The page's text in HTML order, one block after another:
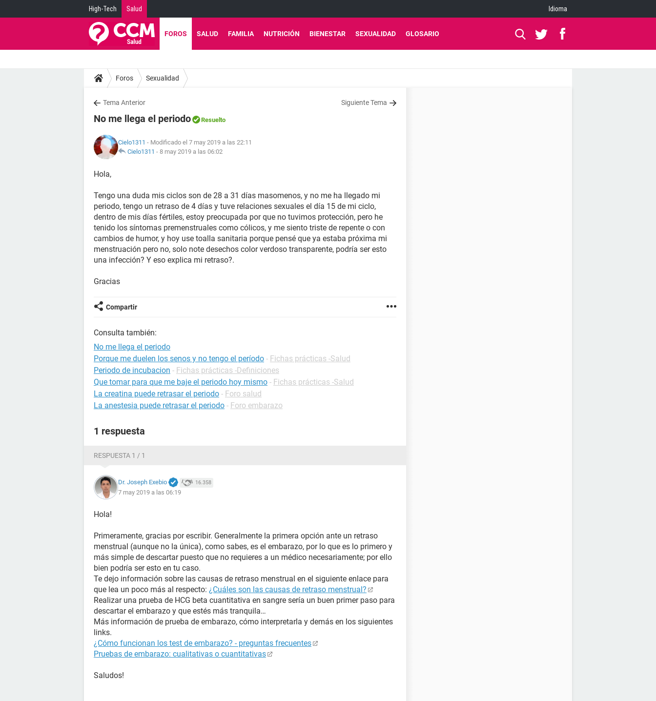
High-Tech Salud Idioma
FOROS SALUD FAMILIA NUTRICIÓN BIENESTAR SEXUALIDAD GLOSARIO
Foros Sexualidad
Tema Anterior Siguiente Tema
No me llega el periodo Resuelto
Cielo1311 - Modificado el 7 may 2019 a las 22:11
Cielo1311 - 8 may 2019 a las 06:02
Hola,
Tengo una duda mis ciclos son de 28 a 31 días masomenos, y no me ha llegado mi
periodo, tengo un retraso de 4 días y tuve relaciones sexuales el día 15 de mi ciclo,
dentro de mis días fértiles, estoy preocupada por que no tuvimos protección, pero he
tenido los síntomas premenstruales como cólicos, y me siento triste de repente o con
cambios de humor, y hoy use toalla sanitaria porque pensé que ya estaba próxima mi
menstruación pero no, solo note desechos color verdoso transparente, podría ser esto
una infección? Y eso explica mi retraso?.
Gracias
Compartir
Consulta también:
No me llega el periodo
Porque me duelen los senos y no tengo el período - Fichas prácticas -Salud
Periodo de incubacion - Fichas prácticas -Definiciones
Que tomar para que me baje el periodo hoy mismo - Fichas prácticas -Salud
La creatina puede retrasar el periodo - Foro salud
La anestesia puede retrasar el periodo - Foro embarazo
1 respuesta
RESPUESTA 1 / 1
Dr. Joseph Exebio 16.358
7 may 2019 a las 06:19
Hola!
Primeramente, gracias por escribir. Generalmente la primera opción ante un retraso
menstrual (aunque no la única), como sabes, es el embarazo, por lo que es lo primero y
más simple de descartar puesto que no requieres a un médico necesariamente; por ello
bien podría ser esto en tu caso.
Te dejo información sobre las causas de retraso menstrual en el siguiente enlace para
que lea un poco más al respecto: ¿Cuáles son las causas de retraso menstrual?
Realizar una prueba de HCG beta cuantitativa en sangre sería un buen primer paso para
descartar el embarazo y que estés más tranquila…
Más información de prueba de embarazo, cómo interpretarla y demás en los siguientes
links.
¿Cómo funcionan los test de embarazo? - preguntas frecuentes
Pruebas de embarazo: cualitativas o cuantitativas
Saludos!